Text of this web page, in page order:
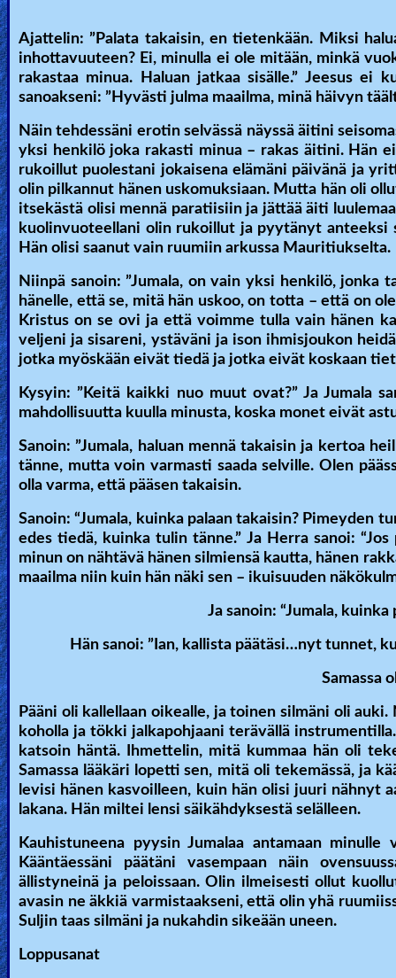
Ajattelin: ”Palata takaisin, en tietenkään. Miksi
inhottavuuteen? Ei, minulla ei ole mitään, minkä
rakastaa minua. Haluan jatkaa sisälle.” Jeesus
sanoakseni: ”Hyvästi julma maailma, minä häivyn
Näin tehdessäni erotin selvässä näyssä äitini
yksi henkilö joka rakasti minua – rakas äitini. Hän
rukoillut puolestani jokaisena elämäni päivänä ja
olin pilkannut hänen uskomuksiaan. Mutta hän oli
itsekästä olisi mennä paratiisiin ja jättää äiti
kuolinvuoteellani olin rukoillut ja pyytänyt anteeksi
Hän olisi saanut vain ruumiin arkussa Mauritiukselta.
Niinpä sanoin: ”Jumala, on vain yksi henkilö, jonka
hänelle, että se, mitä hän uskoo, on totta – että on
Kristus on se ovi ja että voimme tulla vain hänen
veljeni ja sisareni, ystäväni ja ison ihmisjoukon
jotka myöskään eivät tiedä ja jotka eivät koskaan
Kysyin: ”Keitä kaikki nuo muut ovat?” Ja Jumala
mahdollisuutta kuulla minusta, koska monet eivät
Sanoin: ”Jumala, haluan mennä takaisin ja kertoa
tänne, mutta voin varmasti saada selville. Olen
olla varma, että pääsen takaisin.
Sanoin: “Jumala, kuinka palaan takaisin? Pimeyden
edes tiedä, kuinka tulin tänne.” Ja Herra sanoi:
minun on nähtävä hänen silmiensä kautta, hänen
maailma niin kuin hän näki sen – ikuisuuden
Ja sanoin: “Jumala,
Hän sanoi: ”Ian, kallista päätäsi…nyt tunnet,
Samassa
Pääni oli kallellaan oikealle, ja toinen silmäni oli
koholla ja tökki jalkapohjaani terävällä
katsoin häntä. Ihmettelin, mitä kummaa hän oli
Samassa lääkäri lopetti sen, mitä oli tekemässä, ja
levisi hänen kasvoilleen, kuin hän olisi juuri nähnyt
lakana. Hän miltei lensi säikähdyksestä selälleen.
Kauhistuneena pyysin Jumalaa antamaan
Kääntäessäni päätäni vasempaan näin
ällistyneinä ja peloissaan. Olin ilmeisesti ollut
avasin ne äkkiä varmistaakseni, että olin yhä
Suljin taas silmäni ja nukahdin sikeään uneen.
Loppusanat